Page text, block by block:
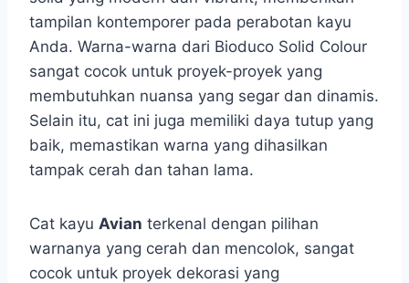
tampilan kontemporer pada perabotan kayu
Anda. Warna-warna dari Bioduco Solid Colour
sangat cocok untuk proyek-proyek yang
membutuhkan nuansa yang segar dan dinamis.
Selain itu, cat ini juga memiliki daya tutup yang
baik, memastikan warna yang dihasilkan
tampak cerah dan tahan lama.
Cat kayu Avian terkenal dengan pilihan
warnanya yang cerah dan mencolok, sangat
cocok untuk proyek dekorasi yang